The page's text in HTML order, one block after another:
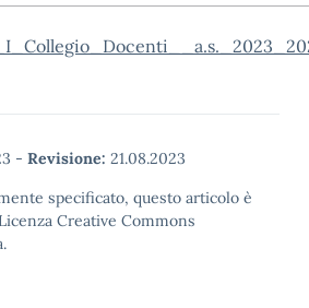
- Revisione: 21.08.2023
specificato, questo articolo è
Creative Commons